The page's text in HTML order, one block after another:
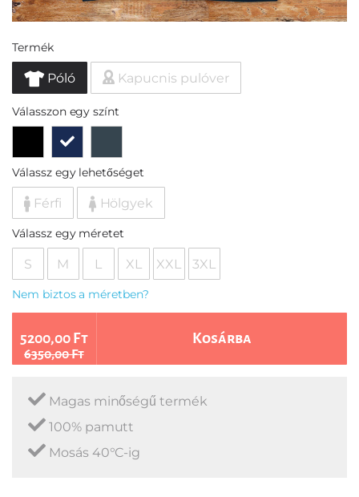
Termék
Póló Kapucnis pulóver
Válasszon egy színt
Válassz egy lehetőséget
Férfi Hölgyek
Válassz egy méretet
S M L XL XXL 3XL
Nem biztos a méretben?
5200,00 Ft
6350,00 Ft
Kosárba
Magas minőségű termék
100% pamutt
Mosás 40°C-ig